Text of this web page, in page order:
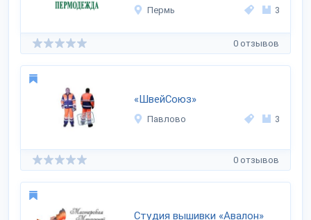
Пермь 3
0 отзывов
«ШвейСоюз»
Павлово 3
0 отзывов
Студия вышивки «Авалон»